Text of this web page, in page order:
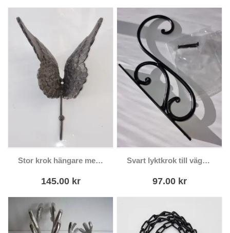
Stor krok hängare med vingar i gjutjärn
145.00 kr
Svart lyktkrok till väggen
97.00 kr